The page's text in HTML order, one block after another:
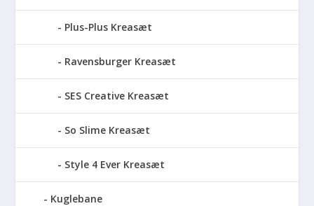
Plus-Plus Kreasæt
Ravensburger Kreasæt
SES Creative Kreasæt
So Slime Kreasæt
Style 4 Ever Kreasæt
Kuglebane